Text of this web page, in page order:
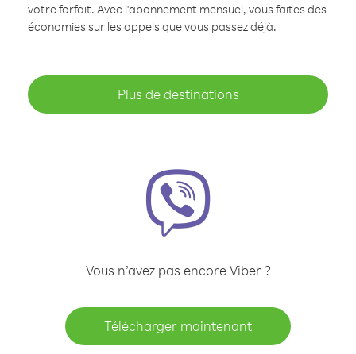
votre forfait. Avec l'abonnement mensuel, vous faites des
économies sur les appels que vous passez déjà.
Plus de destinations
Vous n’avez pas encore Viber ?
Télécharger maintenant